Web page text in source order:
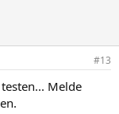
#13
Melde